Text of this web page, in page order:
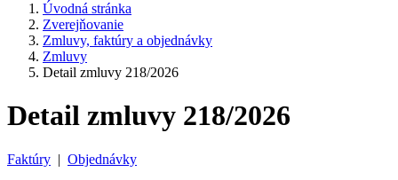
Úvodná stránka
Zverejňovanie
Zmluvy, faktúry a objednávky
Zmluvy
Detail zmluvy 218/2026
Detail zmluvy 218/2026
Faktúry | Objednávky